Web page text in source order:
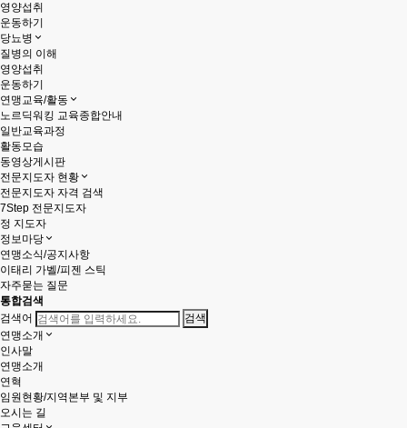
영양섭취
운동하기
당뇨병
질병의 이해
영양섭취
운동하기
연맹교육/활동
노르딕워킹 교육종합안내
일반교육과정
활동모습
동영상게시판
전문지도자 현황
전문지도자 자격 검색
7Step 전문지도자
정 지도자
정보마당
연맹소식/공지사항
이태리 가벨/피젠 스틱
자주묻는 질문
통합검색
검색어
연맹소개
인사말
연맹소개
연혁
임원현황/지역본부 및 지부
오시는 길